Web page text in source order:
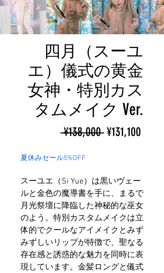
四月（スーユ
エ）儀式の黄金
女神・特別カス
タムメイク Ver.
¥138,000 ราคา
¥131,100
夏休みセール5%OFF
スーユエ（Si Yue）は黒いヴェー
ルと金色の魔導書を手に、まるで
月光祭壇に降臨した神秘的な巫女
のよう。特別カスタムメイクは立
体的でクールなアイメイクとみず
みずしいリップが特徴で、聖なる
存在感と誘惑的な魅力を同時に表
現しています。金髪ロングと儀式